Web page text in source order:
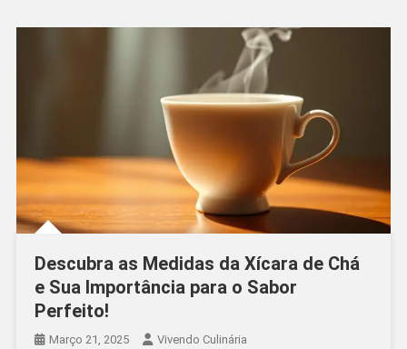
Descubra as Medidas da Xícara de Chá
e Sua Importância para o Sabor
Perfeito!
Março 21, 2025
Vivendo Culinária